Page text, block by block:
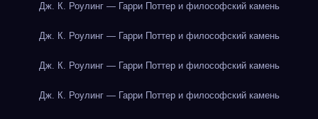
Дж. К. Роулинг — Гарри Поттер и философский камень
Дж. К. Роулинг — Гарри Поттер и философский камень
Дж. К. Роулинг — Гарри Поттер и философский камень
Дж. К. Роулинг — Гарри Поттер и философский камень